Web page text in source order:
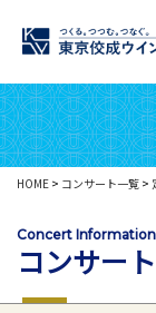
HOME > コンサート一覧 >
Concert Information
コンサー